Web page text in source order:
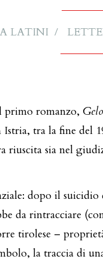
LATINI
primo romanzo, Gelo
tra la fine del
riuscita sia nel
dopo il
da rintracciare
tirolese –
la traccia di